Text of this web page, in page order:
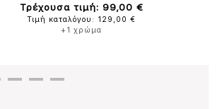
Τρέχουσα τιμή: 99,00 €
Τιμή καταλόγου: 129,00 €
+1 χρώμα